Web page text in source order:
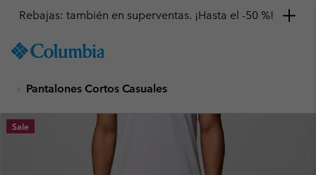
TO
SKIP
MAIN
NAV
Rebajas: también en superventas. ¡Hasta el -50 %!
Pantalones Cortos Casuales
Sale